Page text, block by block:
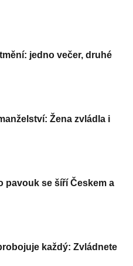
jedno večer, druhé
Žena zvládla i
pavouk se šíří Českem a
každý: Zvládnete